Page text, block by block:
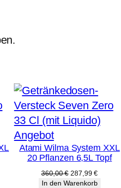
AngebotProdukt
im
Angebot
Atami Wilma System XXL
20 Pflanzen 6,5L Topf
360,00€ Ursprünglicher
Preis
287,99€Aktueller
Preis
In den Warenkorb